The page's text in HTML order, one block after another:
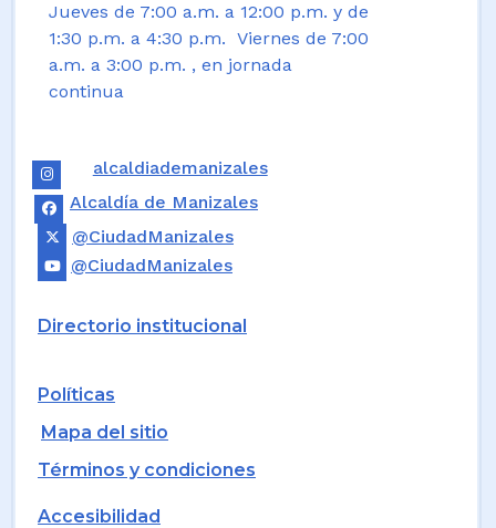
Jueves de 7:00 a.m. a 12:00 p.m. y de
1:30 p.m. a 4:30 p.m. Viernes de 7:00
a.m. a 3:00 p.m. , en jornada
continua
alcaldiademanizales
Alcaldía de Manizales
@CiudadManizales
@CiudadManizales
Directorio institucional
Políticas
Mapa del sitio
Términos y condiciones
Accesibilidad